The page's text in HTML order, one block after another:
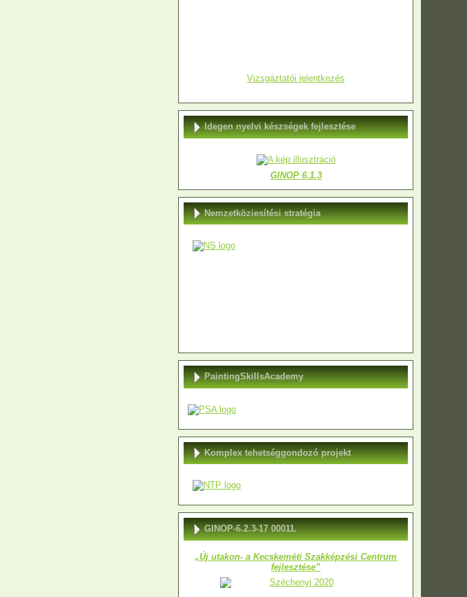
Vizsgáztatói jelentkezés
Idegen nyelvi készségek fejlesztése
GINOP 6.1.3
Nemzetköziesítési stratégia
PaintingSkillsAcademy
Komplex tehetséggondozó projekt
GINOP-6.2.3-17 00011.
„Új utakon- a Kecskeméti Szakképzési Centrum
fejlesztése”